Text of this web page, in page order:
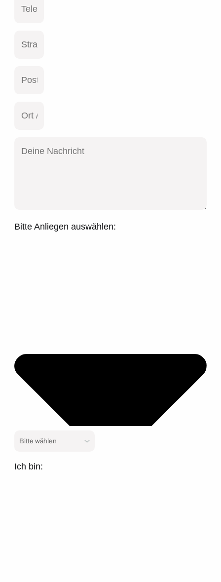
Bitte Anliegen auswählen:
Ich bin: